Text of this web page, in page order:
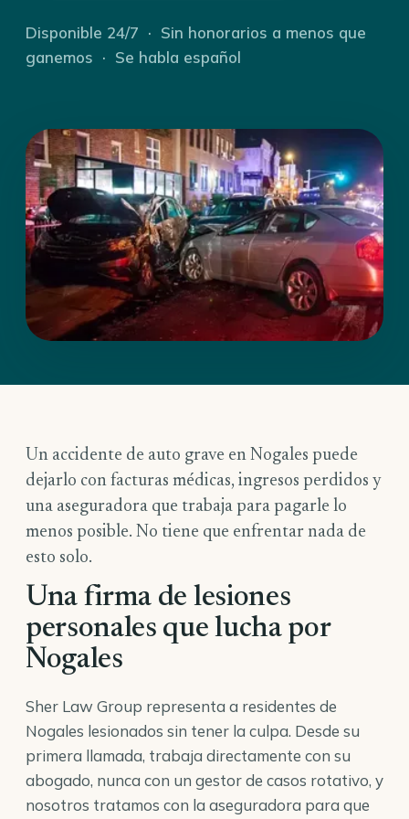
Disponible 24/7 · Sin honorarios a menos que
ganemos · Se habla español
Un accidente de auto grave en Nogales puede
dejarlo con facturas médicas, ingresos perdidos y
una aseguradora que trabaja para pagarle lo
menos posible. No tiene que enfrentar nada de
esto solo.
Una firma de lesiones
personales que lucha por
Nogales
Sher Law Group representa a residentes de
Nogales lesionados sin tener la culpa. Desde su
primera llamada, trabaja directamente con su
abogado, nunca con un gestor de casos rotativo, y
nosotros tratamos con la aseguradora para que